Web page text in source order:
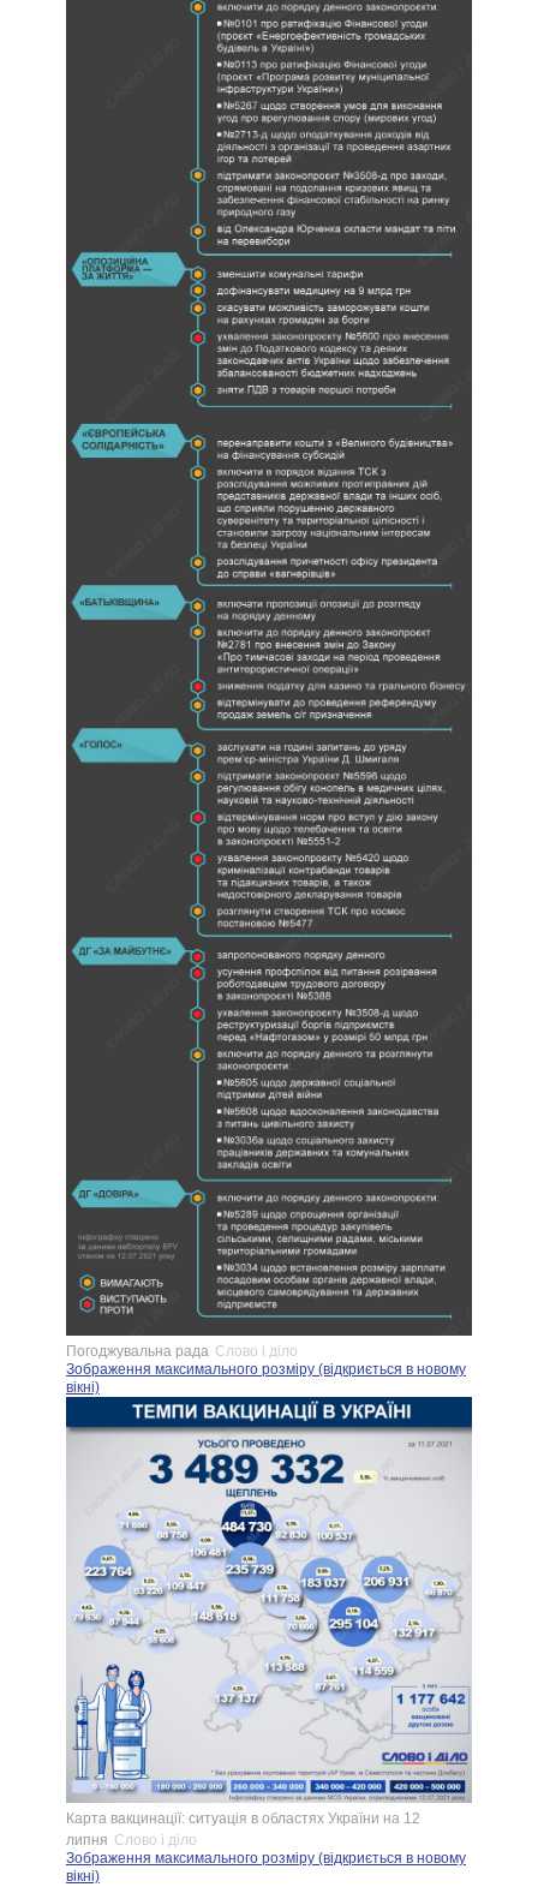
Погоджувальна рада Слово і діло
Зображення максимального розміру (відкриється в новому
вікні)
Карта вакцинації: ситуація в областях України на 12
липня Слово і діло
Зображення максимального розміру (відкриється в новому
вікні)